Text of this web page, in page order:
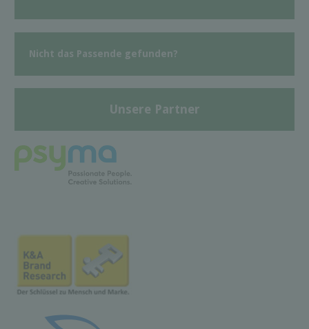
Nicht das Passende gefunden?
Unsere Partner